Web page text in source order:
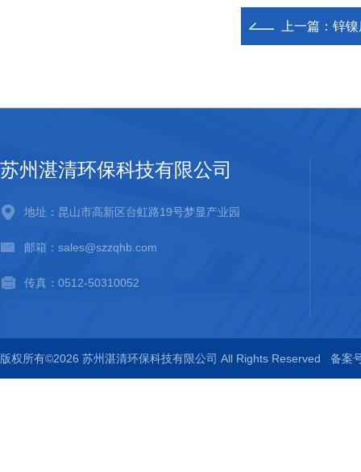
上一篇： 锌
苏州湛清环保科技有限公司
地址：昆山市高新区台虹路19号梦显产业园
邮箱：sales@szzqhb.com
传真：0512-50310052
版权所有©2026 苏州湛清环保科技有限公司 All Rights Reserved 备案